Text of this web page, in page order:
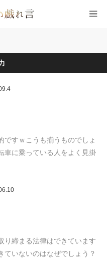
ですｗこうも揃うものでしょ
車に乗っている人をよく見掛
り締まる法律はできています
ていないのはなぜでしょう？